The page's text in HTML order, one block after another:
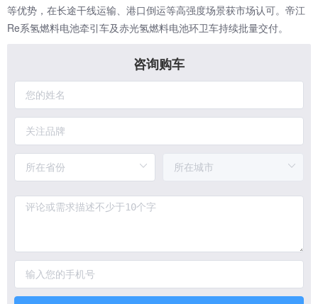
等优势，在长途干线运输、港口倒运等高强度场景获市场认可。帝江
Re系氢燃料电池牵引车及赤光氢燃料电池环卫车持续批量交付。
咨询购车